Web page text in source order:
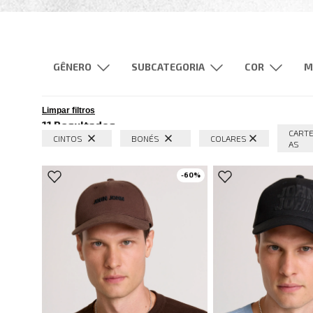
CINTOS BONÉS COLARES
AS
SUBCATEGORIA
Bermudas
Shorts
Underwear
Sandálias
GÊNERO
Feminino
Limpar filtros
11 Resultados
-60%